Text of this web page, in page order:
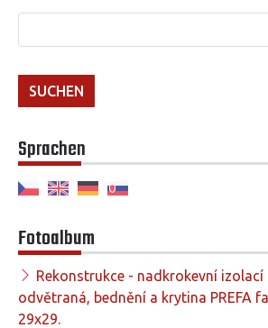
Sprachen
Fotoalbum
Rekonstrukce - nadkrokevní izolací
odvětraná, bednění a krytina PREFA
29x29.